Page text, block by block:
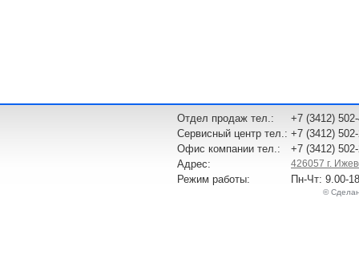
Отдел продаж тел.:
+7 (3412)
Сервисный центр тел.: +7 (3412)
Офис компании тел.:
+7 (3412)
Адрес:
426057 г.
Режим работы: Пн-Чт: 9.00-
©